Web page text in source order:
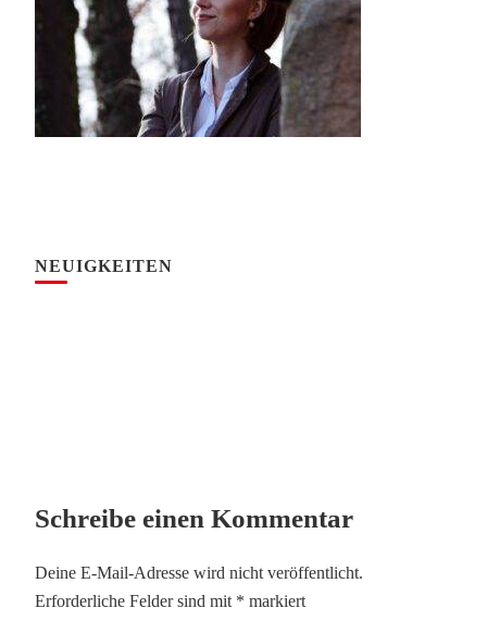
NEUIGKEITEN
Schreibe einen Kommentar
Deine E-Mail-Adresse wird nicht veröffentlicht.
Erforderliche Felder sind mit * markiert